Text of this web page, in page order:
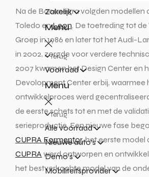
Zakelijk
Menu
Terug
Voorraad
Menu
Terug
Alle voorraad
Nieuwe auto's
Demo's
Mobiliteitsprovider
Na de Bocanegra volgden modellen
Toledo enLeon. De toetreding tot de
Groep in 1986 en later tot het Audi-
in 2002, zorgde voor verdere
2007 kwamen het Design Center en
Devolopment Center erbij, waarmee
ontwikkelproces werd
de eerste schets tot en met de
serieproductie. Een nieuwe fase
CUPRA Formentor, het eerste model
CUPRA werd ontworpen en
het bestverkochte model van de